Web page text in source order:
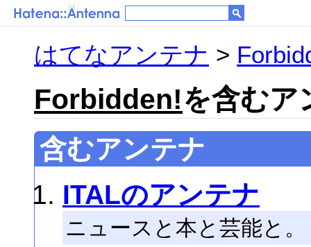
はてなアンテナ >
Forbidden!を含む
含むアンテナ
ITALのアンテナ
ニュースと本と芸能と。